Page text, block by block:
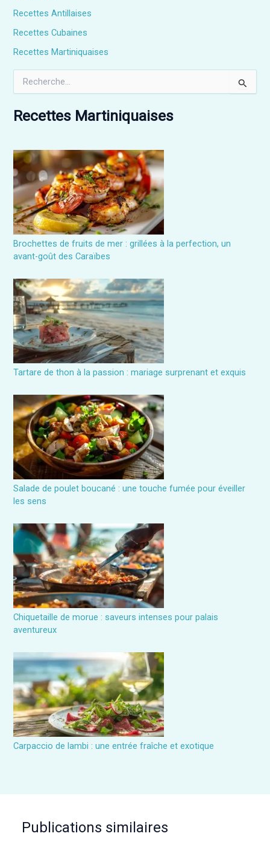
Recettes Antillaises
Recettes Cubaines
Recettes Martiniquaises
h
e
h
e
r
:
Recettes Martiniquaises
Brochettes de fruits de mer : grillées à la perfection, un
avant-goût des Caraïbes
Tartare de thon à la passion : mariage surprenant et exquis
Salade de poulet boucané : une touche fumée pour éveiller
les sens
Chiquetaille de morue : saveurs intenses pour palais
aventureux
Carpaccio de lambi : une entrée fraîche et exotique
Publications similaires